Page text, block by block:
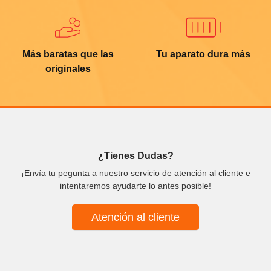
Más baratas que las
originales
Tu aparato dura más
¿Tienes Dudas?
¡Envía tu pegunta a nuestro servicio de atención al cliente e
intentaremos ayudarte lo antes posible!
Atención al cliente